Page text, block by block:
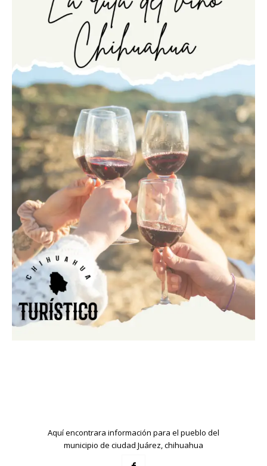
Aquí encontrara información para el pueblo del
municipio de ciudad Juárez, chihuahua